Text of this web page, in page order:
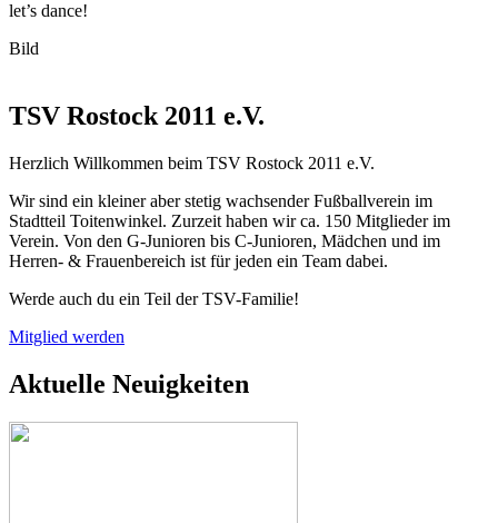
let’s dance!
Bild
TSV Rostock 2011 e.V.
Herzlich Willkommen beim TSV Rostock 2011 e.V.
Wir sind ein kleiner aber stetig wachsender Fußballverein im
Stadtteil Toitenwinkel. Zurzeit haben wir ca. 150 Mitglieder im
Verein. Von den G-Junioren bis C-Junioren, Mädchen und im
Herren- & Frauenbereich ist für jeden ein Team dabei.
Werde auch du ein Teil der TSV-Familie!
Mitglied werden
Aktuelle Neuigkeiten